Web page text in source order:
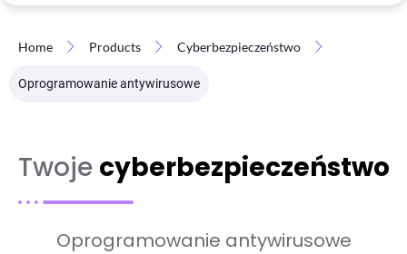
Home Products Cyberbezpieczeństwo
Oprogramowanie antywirusowe
Twoje cyberbezpieczeństwo
Oprogramowanie antywirusowe